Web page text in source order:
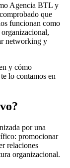
Agencia BTL y
que
funcionan como
networking y
y cómo
lo contamos en
por una
promocionar
relaciones
organizacional.